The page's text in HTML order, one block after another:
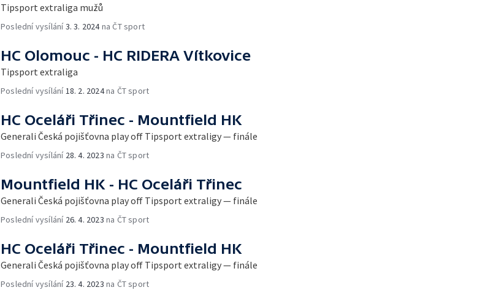
Tipsport extraliga mužů
Poslední vysílání3. 3. 2024na ČT sport
HC Olomouc - HC RIDERA Vítkovice
Tipsport extraliga
Poslední vysílání 18. 2. 2024na ČT sport
HC Oceláři Třinec - Mountfield HK
Generali Česká pojišťovna play off Tipsport extraligy — finále
Poslední vysílání 28. 4. 2023 na ČT sport
Mountfield HK - HC Oceláři Třinec
Generali Česká pojišťovna play off Tipsport extraligy — finále
Poslední vysílání 26. 4. 2023 na ČT sport
HC Oceláři Třinec - Mountfield HK
Generali Česká pojišťovna play off Tipsport extraligy — finále
Poslední vysílání 23. 4. 2023 na ČT sport